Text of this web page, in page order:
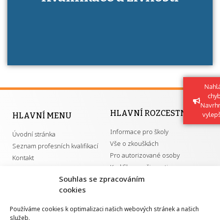
Souhlas se zpracováním
cookies
Používáme cookies k optimalizaci našich webových stránek a našich
služeb.
má získání autorizace?
HLAVNÍ MENU
Úvodní stránka
Seznam profesních kvalifikací
Kontakt
HLAVNÍ ROZCESTNÍK
Informace pro školy
Vše o zkouškách
Pro autorizované osoby
Kvalifikace a živnosti